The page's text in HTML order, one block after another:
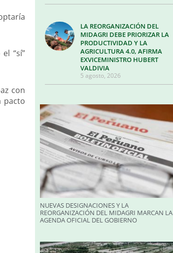
“sí”
con
pacto
LA REORGANIZACIÓN DEL
MIDAGRI DEBE PRIORIZAR LA
PRODUCTIVIDAD Y LA
AGRICULTURA 4.0, AFIRMA
EXVICEMINISTRO HUBERT
VALDIVIA
5 agosto, 2026
NUEVAS DESIGNACIONES Y LA
REORGANIZACIÓN DEL MIDAGRI MARCAN LA
AGENDA OFICIAL DEL GOBIERNO